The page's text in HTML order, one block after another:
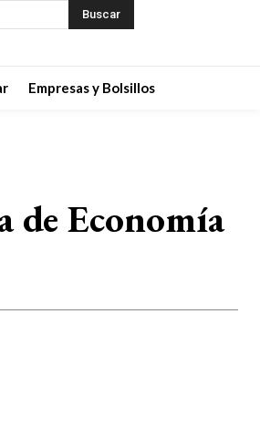
Buscar
Empresas y Bolsillos
de Economía